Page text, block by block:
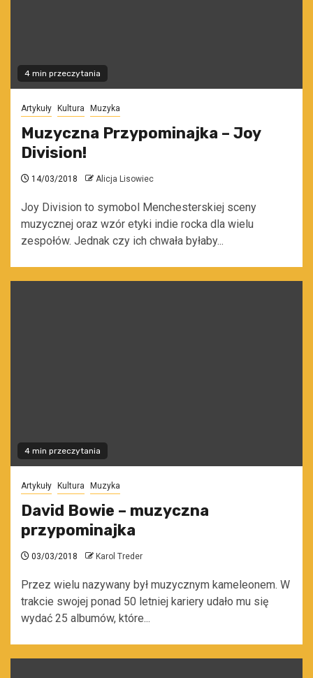
4 min przeczytania
Artykuły Kultura Muzyka
Muzyczna Przypominajka – Joy
Division!
14/03/2018 Alicja Lisowiec
Joy Division to symobol Menchesterskiej sceny
muzycznej oraz wzór etyki indie rocka dla wielu
zespołów. Jednak czy ich chwała byłaby...
4 min przeczytania
Artykuły Kultura Muzyka
David Bowie – muzyczna
przypominajka
03/03/2018 Karol Treder
Przez wielu nazywany był muzycznym kameleonem. W
trakcie swojej ponad 50 letniej kariery udało mu się
wydać 25 albumów, które...